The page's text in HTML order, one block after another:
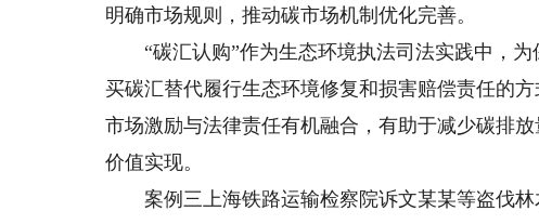
明确市场规则，推动碳市场机制优化完善。
“碳汇认购”作为生态环境执法司法实践中，为
买碳汇替代履行生态环境修复和损害赔偿责任的
市场激励与法律责任有机融合，有助于减少碳排
价值实现。
案例三上海铁路运输检察院诉文某某等盗伐林